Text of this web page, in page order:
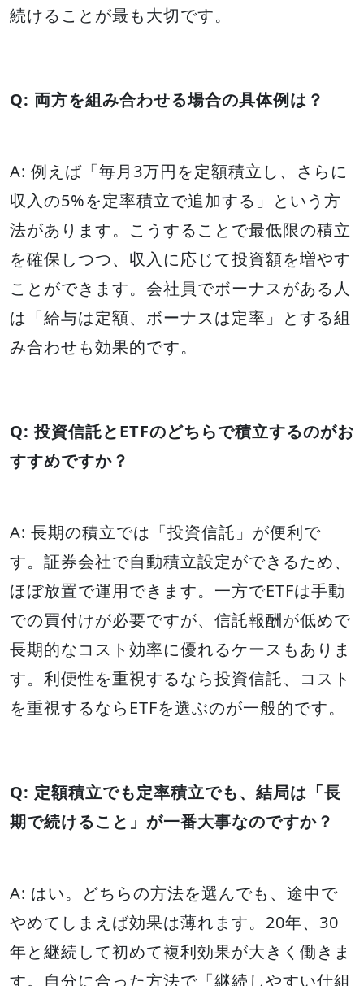
続けることが最も大切です。
Q: 両方を組み合わせる場合の具体例は？
A: 例えば「毎月3万円を定額積立し、さらに
収入の5%を定率積立で追加する」という方
法があります。こうすることで最低限の積立
を確保しつつ、収入に応じて投資額を増やす
ことができます。会社員でボーナスがある人
は「給与は定額、ボーナスは定率」とする組
み合わせも効果的です。
Q: 投資信託とETFのどちらで積立するのがお
すすめですか？
A: 長期の積立では「投資信託」が便利で
す。証券会社で自動積立設定ができるため、
ほぼ放置で運用できます。一方でETFは手動
での買付けが必要ですが、信託報酬が低めで
長期的なコスト効率に優れるケースもありま
す。利便性を重視するなら投資信託、コスト
を重視するならETFを選ぶのが一般的です。
Q: 定額積立でも定率積立でも、結局は「長
期で続けること」が一番大事なのですか？
A: はい。どちらの方法を選んでも、途中で
やめてしまえば効果は薄れます。20年、30
年と継続して初めて複利効果が大きく働きま
す。自分に合った方法で「継続しやすい仕組